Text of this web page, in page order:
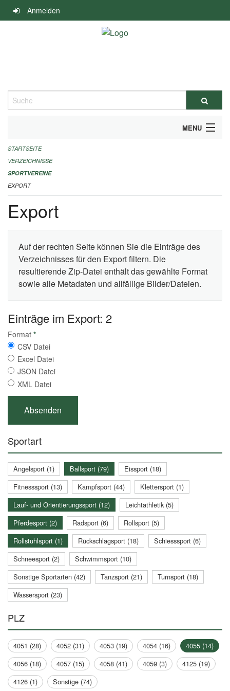
Navigation
überspringen
Anmelden
Suche
MENU
ALLGEMEINE INFORMATIONEN
FINANZIELLE UNTERSTÜTZUNG BENÖTIGT?
KONTAKT
STARTSEITE
VERZEICHNISSE
SPORTVEREINE
EXPORT
Export
Auf der rechten Seite können Sie die Einträge des
Verzeichnisses für den Export filtern. Die
resultierende Zip-Datei enthält das gewählte Format
sowie alle Metadaten und allfällige Bilder/Dateien.
Einträge im Export: 2
Format *
CSV Datei
Excel Datei
JSON Datei
XML Datei
Sportart
Angelsport (1) Ballsport (79)
Eissport (18)
Fitnesssport (13)
Kampfsport (44)
Klettersport (1)
Lauf- und Orientierungssport (12)
Leichtathletik (5)
Pferdesport (2)
Radsport (6)
Rollsport (5)
Rollstuhlsport (1)
Rückschlagsport (18)
Schiesssport (6)
Schneesport (2)
Schwimmsport (10)
Sonstige Sportarten (42)
Tanzsport (21)
Turnsport (18)
Wassersport (23)
PLZ
4051 (28) 4052 (31) 4053 (19) 4054 (16)
4055 (14)
4056 (18)
4057 (15) 4058 (41) 4059 (3)
4125 (19)
4126 (1)
Sonstige (74)